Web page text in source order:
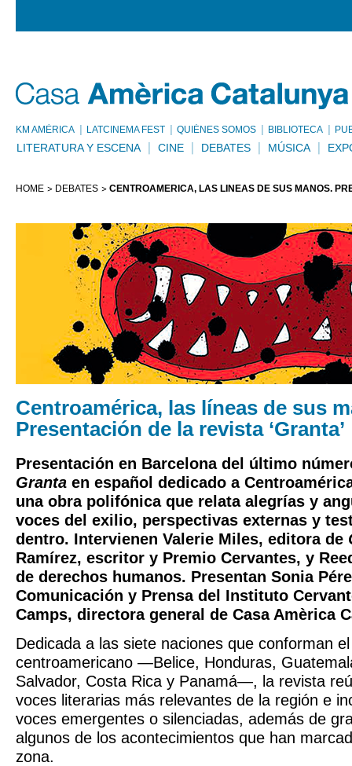
KM AMÈRICA LATCINEMA FEST QUIÉNES SOMOS BIBLIOTECA
LITERATURA Y ESCENA CINE DEBATES MÚSICA
HOME DEBATES CENTROAMÉRICA, LAS LÍNEAS DE SUS MANOS.
Centroamérica, las líneas de sus
Presentación de la revista ‘Granta’
Presentación en Barcelona del último
Granta en español dedicado a
una obra polifónica que relata alegrías y
voces del exilio, perspectivas externas y
dentro. Intervienen Valerie Miles, editora de
Ramírez, escritor y Premio Cervantes, y
de derechos humanos. Presentan Sonia
Comunicación y Prensa del Instituto
Camps, directora general de Casa Amèrica
Dedicada a las siete naciones que conforman
centroamericano —Belice, Honduras,
Salvador, Costa Rica y Panamá—, la revista
voces literarias más relevantes de la región e
voces emergentes o silenciadas, además de
algunos de los acontecimientos que han
zona.